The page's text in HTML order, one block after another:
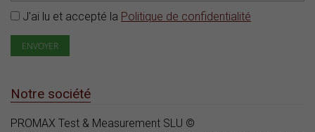
J'ai lu et accepté la Politique de confidentialité
Notre société
PROMAX Test & Measurement SLU ©